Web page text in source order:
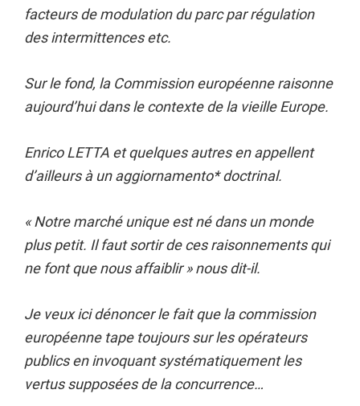
facteurs de modulation du parc par régulation
des intermittences etc.
Sur le fond, la Commission européenne raisonne
aujourd’hui dans le contexte de la vieille Europe.
Enrico LETTA et quelques autres en appellent
d’ailleurs à un aggiornamento* doctrinal.
« Notre marché unique est né dans un monde
plus petit. Il faut sortir de ces raisonnements qui
ne font que nous affaiblir » nous dit-il.
Je veux ici dénoncer le fait que la commission
européenne tape toujours sur les opérateurs
publics en invoquant systématiquement les
vertus supposées de la concurrence…